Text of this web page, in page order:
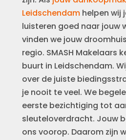
Leidschendamhelpen wij
luisteren goed naar jouw
vinden we jouw
regio. SMASH Makelaars
buurt in Leidschendam.
over de juiste
je nooit te veel. We
eerste bezichtiging tot
sleuteloverdracht. Jouw
ons voorop. Daarom zijn